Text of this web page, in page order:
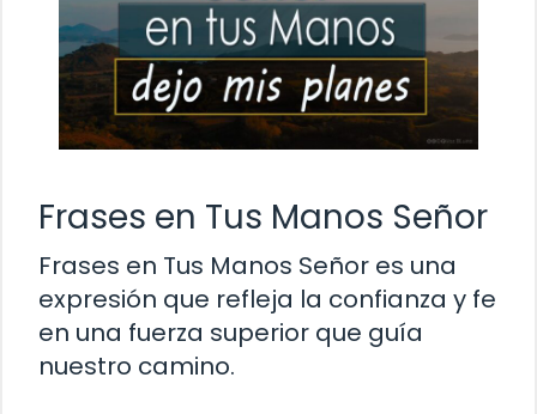
Frases en Tus Manos Señor
Frases en Tus Manos Señor es una
expresión que refleja la confianza y fe
en una fuerza superior que guía
nuestro camino.